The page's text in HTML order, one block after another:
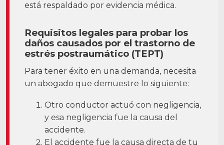
está respaldado por evidencia médica.
Requisitos legales para probar los
daños causados por el trastorno de
estrés postraumático (TEPT)
Para tener éxito en una demanda, necesita
un abogado que demuestre lo siguiente:
Otro conductor actuó con negligencia,
y esa negligencia fue la causa del
accidente.
El accidente fue la causa directa de tu